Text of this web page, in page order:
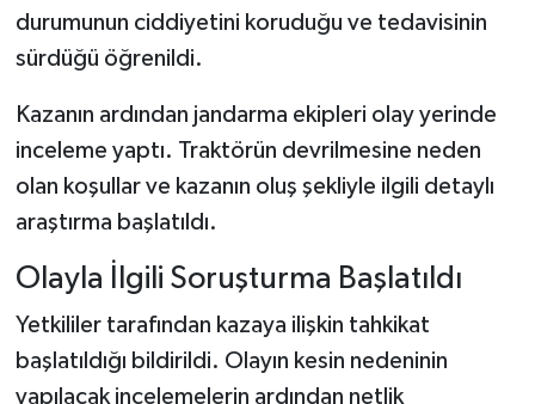
durumunun ciddiyetini koruduğu ve tedavisinin
sürdüğü öğrenildi.
Kazanın ardından jandarma ekipleri olay yerinde
inceleme yaptı. Traktörün devrilmesine neden
olan koşullar ve kazanın oluş şekliyle ilgili detaylı
araştırma başlatıldı.
Olayla İlgili Soruşturma Başlatıldı
Yetkililer tarafından kazaya ilişkin tahkikat
başlatıldığı bildirildi. Olayın kesin nedeninin
yapılacak incelemelerin ardından netlik